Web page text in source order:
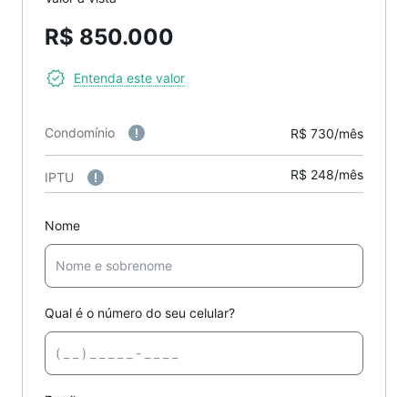
R$ 850.000
Entenda este valor
Condomínio R$ 730/mês
IPTU R$ 248/mês
Nome
Qual é o número do seu celular?